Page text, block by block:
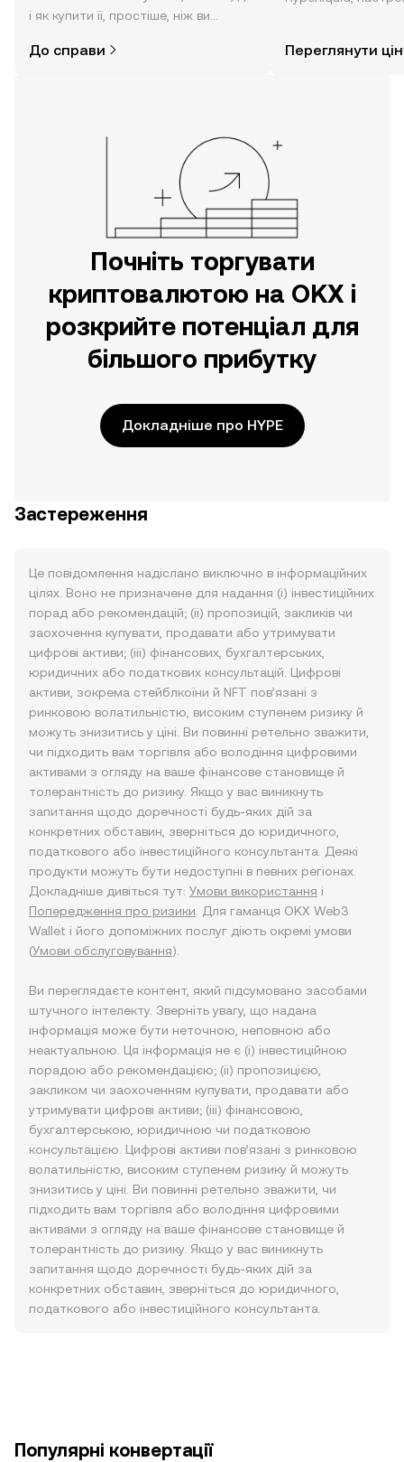
і як купити її, простіше, ніж ви
за допомогою застосунку OKX для
До справи Переглянути
Почніть торгувати
криптовалютою на OKX і
розкрийте потенціал для
більшого прибутку
Докладніше про HYPE
Застереження
Це повідомлення надіслано виключно в інформаційних
цілях. Воно не призначене для надання (i) інвестиційних
порад або рекомендацій; (ii) пропозицій, закликів чи
заохочення купувати, продавати або утримувати
цифрові активи; (iii) фінансових, бухгалтерських,
юридичних або податкових консультацій. Цифрові
активи, зокрема стейблкоїни й NFT пов’язані з
ринковою волатильністю, високим ступенем ризику й
можуть знизитись у ціні. Ви повинні ретельно зважити,
чи підходить вам торгівля або володіння цифровими
активами з огляду на ваше фінансове становище й
толерантність до ризику. Якщо у вас виникнуть
запитання щодо доречності будь-яких дій за
конкретних обставин, зверніться до юридичного,
податкового або інвестиційного консультанта. Деякі
продукти можуть бути недоступні в певних регіонах.
Докладніше дивіться тут: Умови використання і
Попередження про ризики . Для гаманця OKX Web3
Wallet і його допоміжних послуг діють окремі умови
(Умови обслуговування).
Ви переглядаєте контент, який підсумовано засобами
штучного інтелекту. Зверніть увагу, що надана
інформація може бути неточною, неповною або
неактуальною. Ця інформація не є (i) інвестиційною
порадою або рекомендацією; (ii) пропозицією,
закликом чи заохоченням купувати, продавати або
утримувати цифрові активи; (iii) фінансовою,
бухгалтерською, юридичною чи податковою
консультацією. Цифрові активи пов’язані з ринковою
волатильністю, високим ступенем ризику й можуть
знизитись у ціні. Ви повинні ретельно зважити, чи
підходить вам торгівля або володіння цифровими
активами з огляду на ваше фінансове становище й
толерантність до ризику. Якщо у вас виникнуть
запитання щодо доречності будь-яких дій за
конкретних обставин, зверніться до юридичного,
податкового або інвестиційного консультанта.
Популярні конвертації